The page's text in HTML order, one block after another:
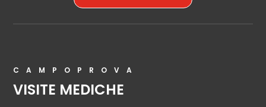
CAMPOPROVA
VISITE MEDICHE